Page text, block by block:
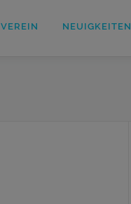
VEREIN NEUIGKEITEN